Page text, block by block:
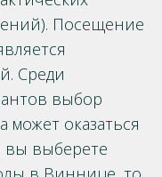
Посещение
Среди
выбор
может оказаться
вы выберете